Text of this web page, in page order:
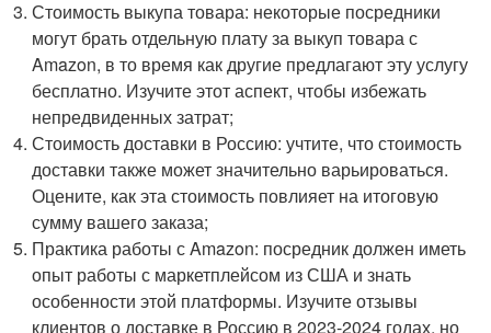
Стоимость выкупа товара: некоторые посредники
могут брать отдельную плату за выкуп товара с
Amazon, в то время как другие предлагают эту услугу
бесплатно. Изучите этот аспект, чтобы избежать
непредвиденных затрат;
Стоимость доставки в Россию: учтите, что стоимость
доставки также может значительно варьироваться.
Оцените, как эта стоимость повлияет на итоговую
сумму вашего заказа;
Практика работы с Amazon: посредник должен иметь
опыт работы с маркетплейсом из США и знать
особенности этой платформы. Изучите отзывы
клиентов о доставке в Россию в 2023-2024 годах, но